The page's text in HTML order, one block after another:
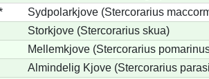
Sydpolarkjove (Stercorarius
Storkjove (Stercorarius skua)
Mellemkjove (Stercorarius
Almindelig Kjove (Stercorarius